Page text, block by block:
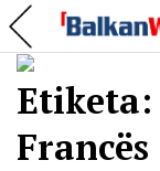
Etiketa:
Francës